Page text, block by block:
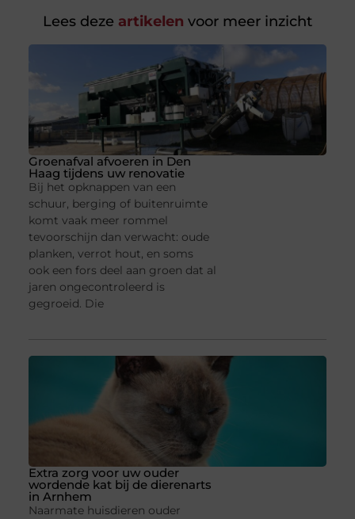
Lees deze artikelen voor meer inzicht
Groenafval afvoeren in Den
Haag tijdens uw renovatie
Bij het opknappen van een
schuur, berging of buitenruimte
komt vaak meer rommel
tevoorschijn dan verwacht: oude
planken, verrot hout, en soms
ook een fors deel aan groen dat al
jaren ongecontroleerd is
gegroeid. Die
Extra zorg voor uw ouder
wordende kat bij de dierenarts
in Arnhem
Naarmate huisdieren ouder